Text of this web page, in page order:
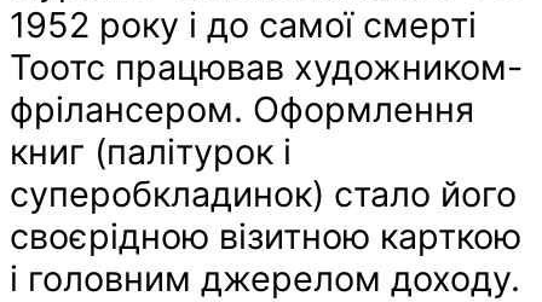
1952 року і до самої смерті
Тоотс працював художником-
фрілансером. Оформлення
книг (палітурок і
суперобкладинок) стало його
своєрідною візитною карткою
і головним джерелом доходу.